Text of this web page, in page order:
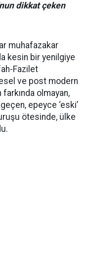
dikkat çeken
muhafazakar
kesin bir yenilgiye
Fazilet
ve post modern
farkında olmayan,
epeyce ‘eski’
ötesinde, ülke